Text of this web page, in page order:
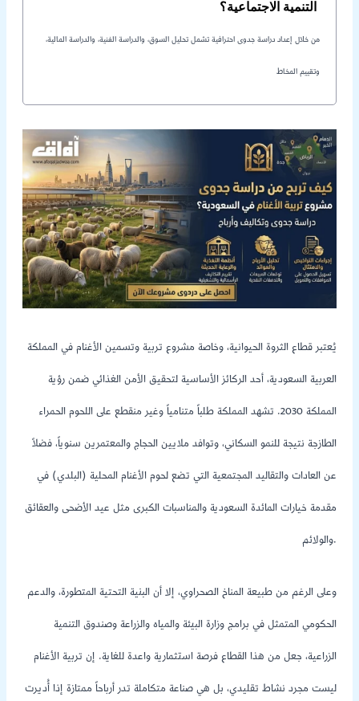
من خلال إعداد دراسة جدوى احترافية تشمل تحليل السوق، والدراسة الفنية، والدراسة المالية،
وتقييم المخاط
يُعتبر قطاع الثروة الحيوانية، وخاصة مشروع تربية وتسمين الأغنام في المملكة
العربية السعودية، أحد الركائز الأساسية لتحقيق الأمن الغذائي ضمن رؤية
المملكة 2030. تشهد المملكة طلباً متنامياً وغير منقطع على اللحوم الحمراء
الطازجة نتيجة للنمو السكاني، وتوافد ملايين الحجاج والمعتمرين سنوياً، فضلاً
عن العادات والتقاليد المجتمعية التي تضع لحوم الأغنام المحلية (البلدي) في
مقدمة خيارات المائدة السعودية والمناسبات الكبرى مثل عيد الأضحى والعقائق
والولائم.
وعلى الرغم من طبيعة المناخ الصحراوي، إلا أن البنية التحتية المتطورة، والدعم
الحكومي المتمثل في برامج وزارة البيئة والمياه والزراعة وصندوق التنمية
الزراعية، جعل من هذا القطاع فرصة استثمارية واعدة للغاية. إن تربية الأغنام
ليست مجرد نشاط تقليدي، بل هي صناعة متكاملة تدر أرباحاً ممتازة إذا أُديرت